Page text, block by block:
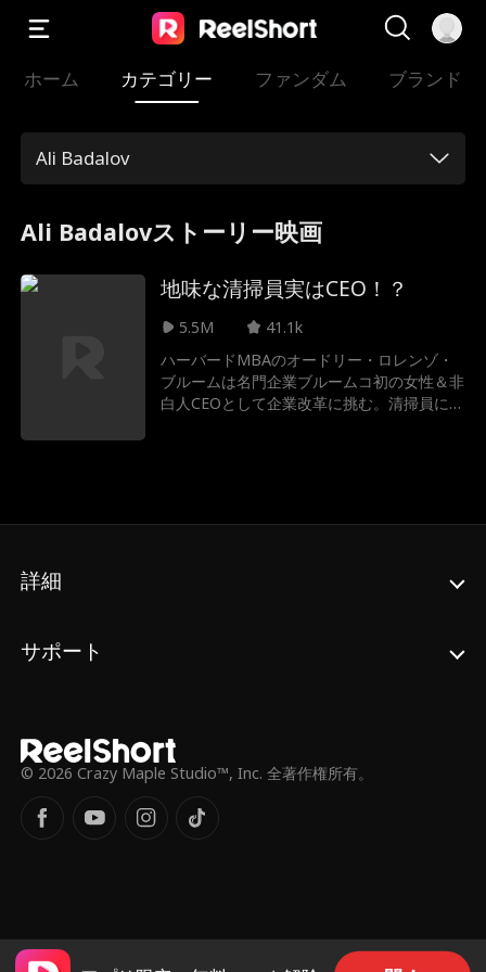
ホーム カテゴリー ファンダム ブランド
Ali Badalov
Ali Badalovストーリー映画
地味な清掃員実はCEO！？
5.5M
41.1k
ハーバードMBAのオードリー・ロレンゾ・
ブルームは名門企業ブルームコ初の女性＆非
白人CEOとして企業改革に挑む。清掃員に変
詳細
サポート
© 2026 Crazy Maple Studio™, Inc. 全著作権所有。